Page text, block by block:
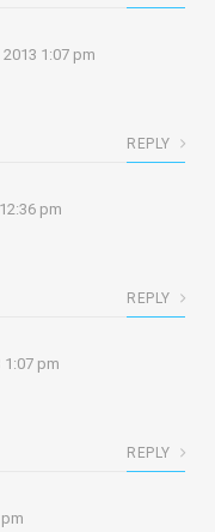
1:07 pm
REPLY
pm
REPLY
1:07 pm
REPLY